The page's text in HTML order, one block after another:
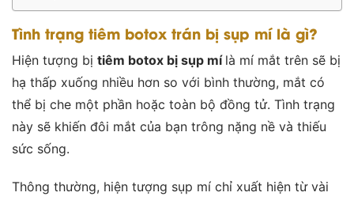
Tình trạng tiêm botox trán bị sụp mí là gì?
Hiện tượng bị tiêm botox bị sụp mí là mí mắt trên sẽ bị
hạ thấp xuống nhiều hơn so với bình thường, mắt có
thể bị che một phần hoặc toàn bộ đồng tử. Tình trạng
này sẽ khiến đôi mắt của bạn trông nặng nề và thiếu
sức sống.
Thông thường, hiện tượng sụp mí chỉ xuất hiện từ vài